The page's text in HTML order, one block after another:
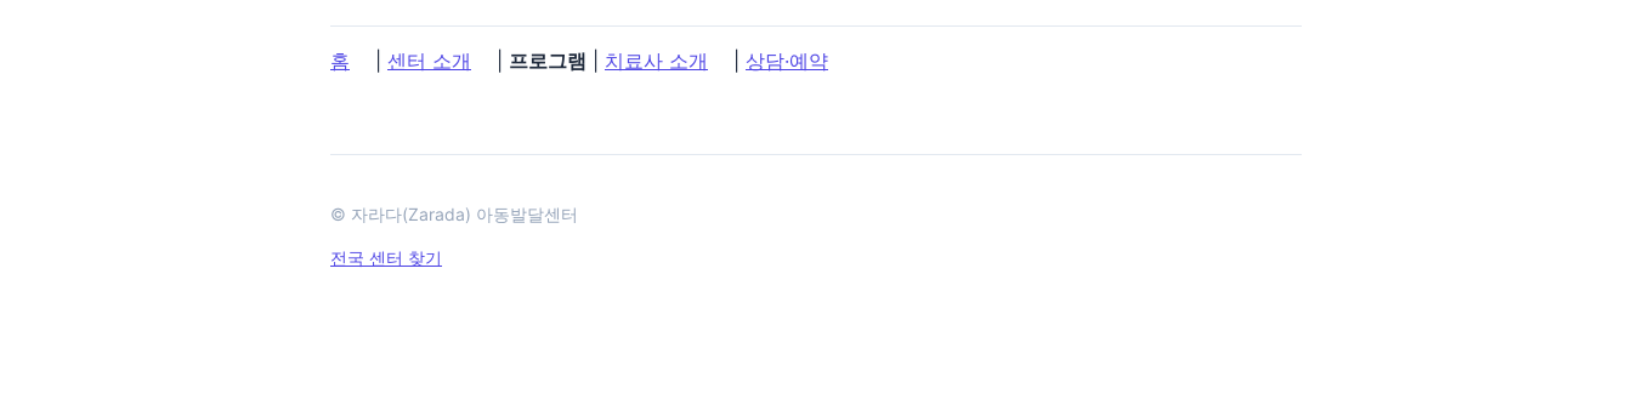
홈 센터 소개 프로그램 치료사 소개 상담·예약
© 자라다(Zarada) 아동발달센터
전국 센터 찾기